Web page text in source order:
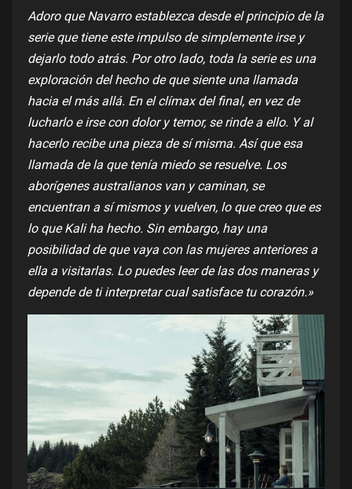
Adoro que Navarro establezca desde el principio de la
serie que tiene este impulso de simplemente irse y
dejarlo todo atrás. Por otro lado, toda la serie es una
exploración del hecho de que siente una llamada
hacia el más allá. En el clímax del final, en vez de
lucharlo e irse con dolor y temor, se rinde a ello. Y al
hacerlo recibe una pieza de sí misma. Así que esa
llamada de la que tenía miedo se resuelve. Los
aborígenes australianos van y caminan, se
encuentran a sí mismos y vuelven, lo que creo que es
lo que Kali ha hecho. Sin embargo, hay una
posibilidad de que vaya con las mujeres anteriores a
ella a visitarlas. Lo puedes leer de las dos maneras y
depende de ti interpretar cual satisface tu corazón.»